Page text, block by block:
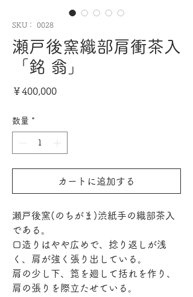
SKU： 0028
瀬戸後窯織部肩衝茶入
「銘 翁」
￥400,000価
数量 *
カートに追加する
瀬戸後窯(のちがま)渋紙手の織部茶入
である。
口造りはやや広めで、捻り返しが浅
く、肩が強く張り出している。
肩の少し下、箆を廻して括れを作り、
肩の張りを際立たせている。